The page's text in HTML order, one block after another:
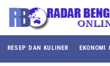
RESEP DAN KULINER EKONOMI